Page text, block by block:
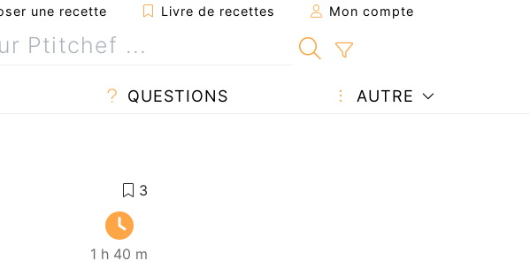
une recette Livre de recettes Mon compte
QUESTIONS AUTRE
1 h 40 m